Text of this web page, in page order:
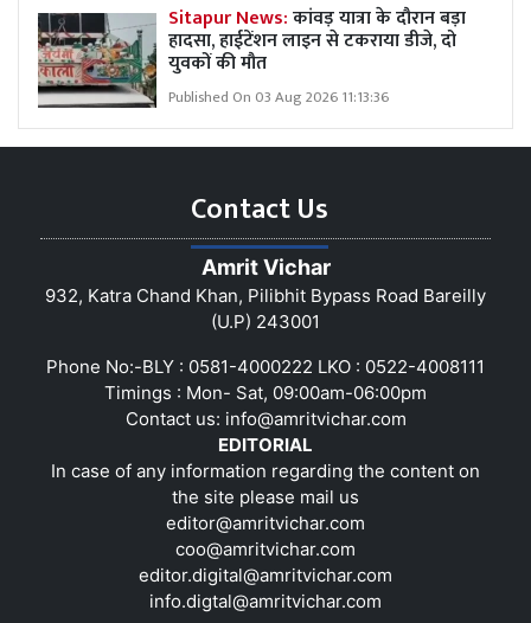
Sitapur News:कांवड़ यात्रा के दौरान बड़ा
हादसा, हाईटेंशन लाइन से टकराया डीजे, दो
युवकों की मौत
Published On 03 Aug 2026 11:13:36
Contact Us
Amrit Vichar
932, Katra Chand Khan, Pilibhit Bypass Road Bareilly
(U.P) 243001
Phone No:-BLY : 0581-4000222 LKO : 0522-4008111
Timings : Mon- Sat, 09:00am-06:00pm
Contact us: info@amritvichar.com
EDITORIAL
In case of any information regarding the content on
the site please mail us
editor@amritvichar.com
coo@amritvichar.com
editor.digital@amritvichar.com
info.digtal@amritvichar.com